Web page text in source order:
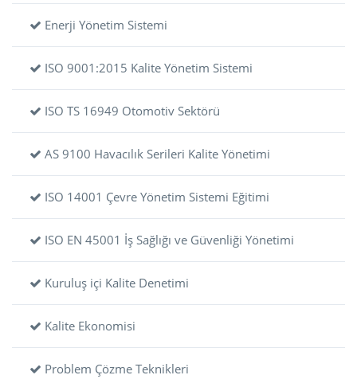
Enerji Yönetim Sistemi
ISO 9001:2015 Kalite Yönetim Sistemi
ISO TS 16949 Otomotiv Sektörü
AS 9100 Havacılık Serileri Kalite Yönetimi
ISO 14001 Çevre Yönetim Sistemi Eğitimi
ISO EN 45001 İş Sağlığı ve Güvenliği Yönetimi
Kuruluş içi Kalite Denetimi
Kalite Ekonomisi
Problem Çözme Teknikleri